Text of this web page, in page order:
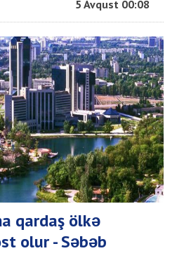
5 Avqust 00:08
qardaş ölkə
olur - Səbəb